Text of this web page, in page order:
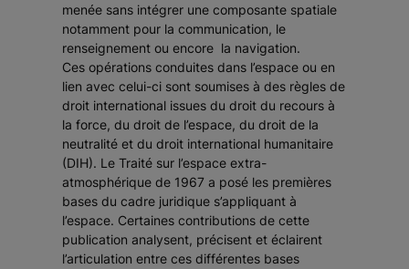
menée sans intégrer une composante spatiale
notamment pour la communication, le
renseignement ou encore la navigation.
Ces opérations conduites dans l’espace ou en
lien avec celui-ci sont soumises à des règles de
droit international issues du droit du recours à
la force, du droit de l’espace, du droit de la
neutralité et du droit international humanitaire
(DIH). Le Traité sur l’espace extra-
atmosphérique de 1967 a posé les premières
bases du cadre juridique s’appliquant à
l’espace. Certaines contributions de cette
publication analysent, précisent et éclairent
l’articulation entre ces différentes bases